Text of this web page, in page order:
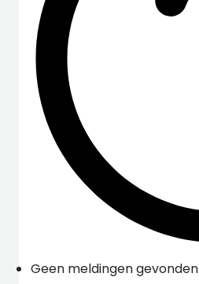
Geen meldingen gevonden